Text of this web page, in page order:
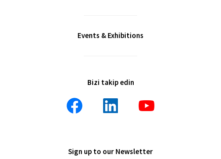
Events & Exhibitions
Bizi takip edin
Sign up to our Newsletter